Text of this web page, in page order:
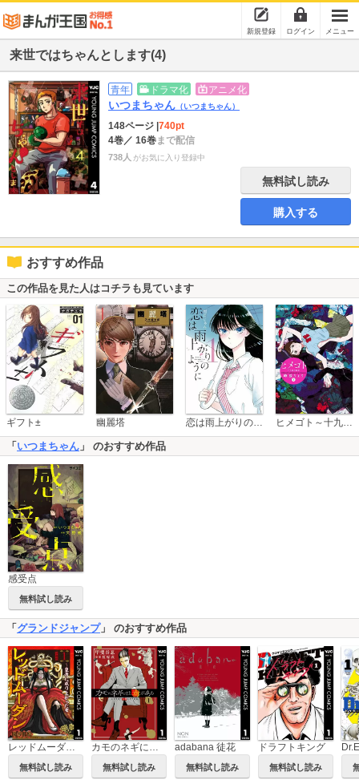
新規登録 ログイン メニュー
来世ではちゃんとします(4)
青年 ドラマ化 アニメ化
いつまちゃん （いつまちゃん）
148ページ 740pt
4巻／ 16巻まで配信
738人 がお気に入り登録中
無料試し読み
購入する
おすすめ作品
この作品を見た人はコチラも見ています
ギフト± 幽麗塔 恋は雨上がりのように ヒメゴト～十九歳の制服～
「 いつまちゃん 」 のおすすめ作品
感受点
無料試し読み
「 グランドジャンプ」 のおすすめ作品
レッドムーダン～皇帝に成り上がった女～
無料試し読み
カモのネギには毒がある 加茂教授の人間経済学講義
無料試し読み
adabana 徒花
無料試し読み
ドラフトキング
無料試し読み